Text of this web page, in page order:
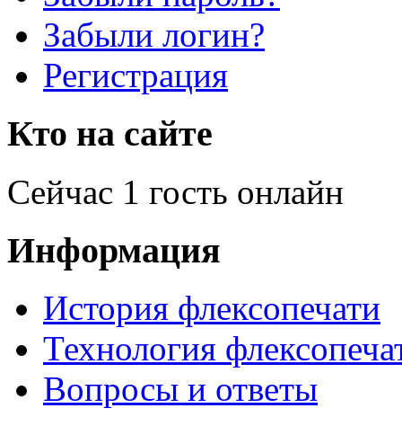
Забыли логин?
Регистрация
Кто на сайте
Сейчас 1 гость онлайн
Информация
История флексопечати
Технология
Вопросы и ответы